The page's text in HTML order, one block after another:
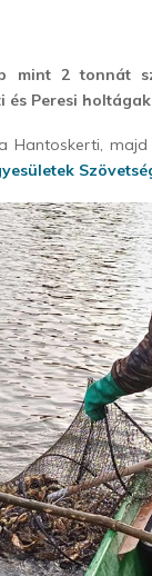
mint 2 tonnát
és Peresi
Hantoskerti,